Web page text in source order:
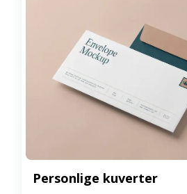
Personlige kuverter